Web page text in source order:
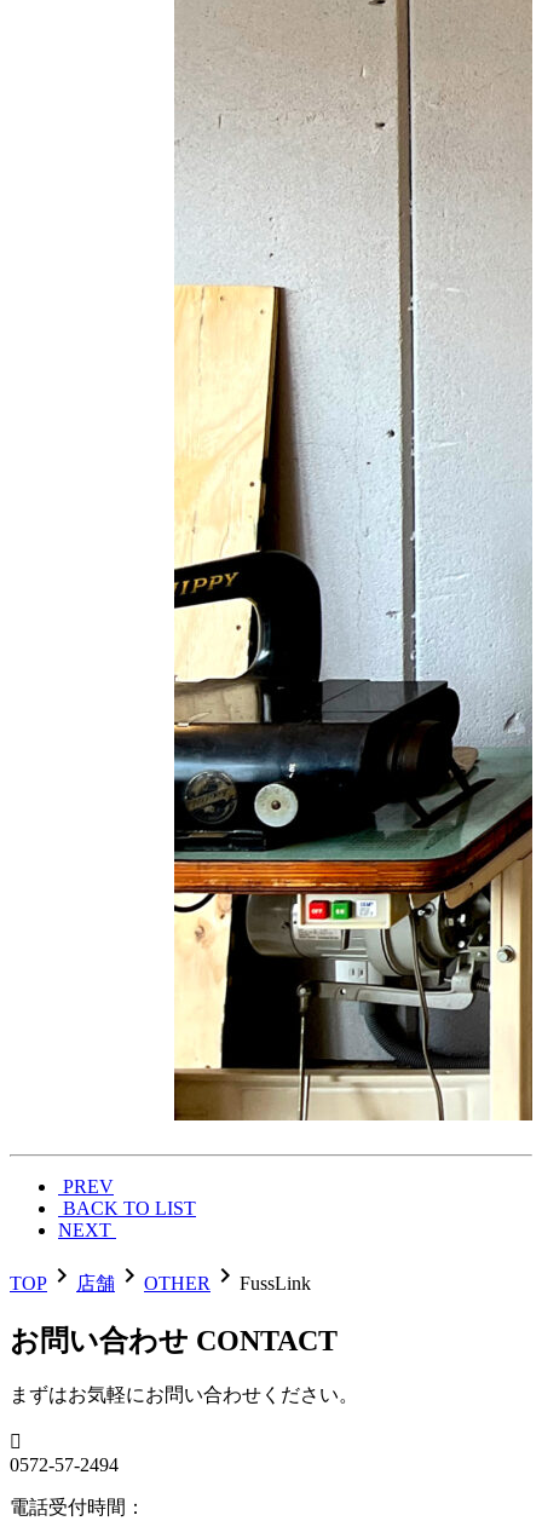
PREV
BACK TO LIST
NEXT
TOP navigate_next 店舗 navigate_next OTHER navigate_next FussLink
お問い合わせ CONTACT
まずはお気軽にお問い合わせください。

0572-57-2494
電話受付時間 ：